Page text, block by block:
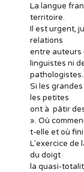
La langue
territoire.
Il est urgent,
relations
entre auteurs
linguistes ni
pathologistes.
Si les
les petites
ont à pâtir
». Où
t-elle et où
L'exercice de
du doigt
la quasi-